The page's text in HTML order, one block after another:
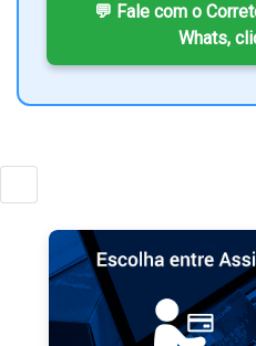
💬 Fale com o
Whats,